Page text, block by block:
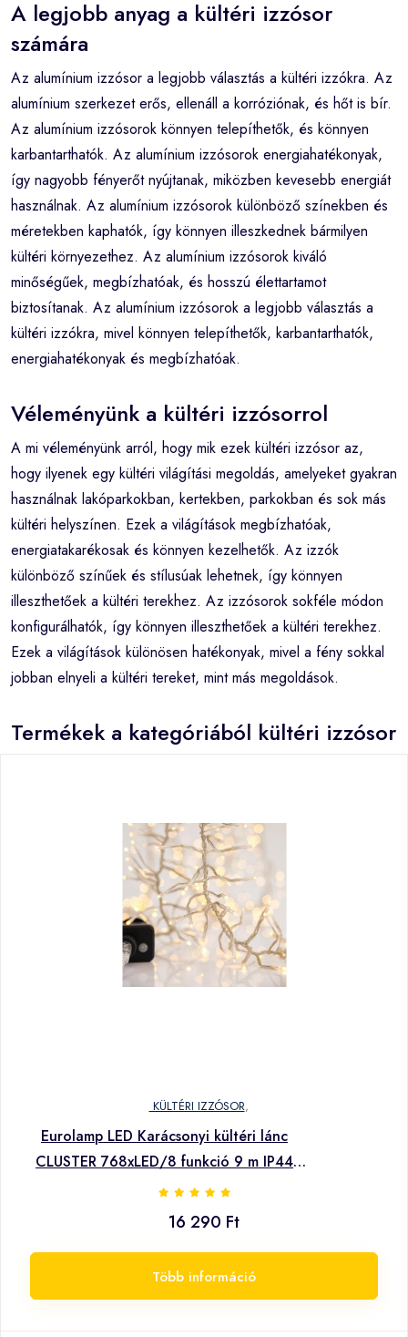
A legjobb anyag a kültéri izzósor
számára
Az alumínium izzósor a legjobb választás a kültéri izzókra. Az
alumínium szerkezet erős, ellenáll a korróziónak, és hőt is bír.
Az alumínium izzósorok könnyen telepíthetők, és könnyen
karbantarthatók. Az alumínium izzósorok energiahatékonyak,
így nagyobb fényerőt nyújtanak, miközben kevesebb energiát
használnak. Az alumínium izzósorok különböző színekben és
méretekben kaphatók, így könnyen illeszkednek bármilyen
kültéri környezethez. Az alumínium izzósorok kiváló
minőségűek, megbízhatóak, és hosszú élettartamot
biztosítanak. Az alumínium izzósorok a legjobb választás a
kültéri izzókra, mivel könnyen telepíthetők, karbantarthatók,
energiahatékonyak és megbízhatóak.
Véleményünk a kültéri izzósorrol
A mi véleményünk arról, hogy mik ezek kültéri izzósor az,
hogy ilyenek egy kültéri világítási megoldás, amelyeket gyakran
használnak lakóparkokban, kertekben, parkokban és sok más
kültéri helyszínen. Ezek a világítások megbízhatóak,
energiatakarékosak és könnyen kezelhetők. Az izzók
különböző színűek és stílusúak lehetnek, így könnyen
illeszthetőek a kültéri terekhez. Az izzósorok sokféle módon
konfigurálhatók, így könnyen illeszthetőek a kültéri terekhez.
Ezek a világítások különösen hatékonyak, mivel a fény sokkal
jobban elnyeli a kültéri tereket, mint más megoldások.
Termékek a kategóriából kültéri izzósor
KÜLTÉRI IZZÓSOR,
Eurolamp LED Karácsonyi kültéri lánc
CLUSTER 768xLED/8 funkció 9 m IP44
meleg fehér
16 290 Ft
Több információ